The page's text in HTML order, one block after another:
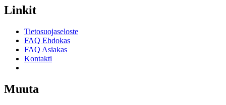
Linkit
Tietosuojaseloste
FAQ Ehdokas
FAQ Asiakas
Kontakti
Muuta